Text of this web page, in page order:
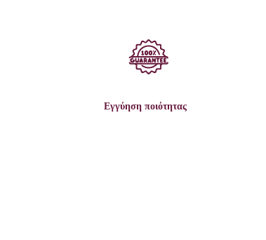
Εγγύηση ποιότητας